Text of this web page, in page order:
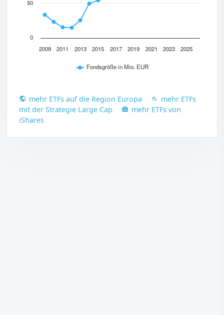
Fondsgröße in Mio. EUR
2009 2011 2013 2015 2017 2019 2021 2023 2025
0
50
mehr ETFs auf die Region Europa
mehr ETFs
mit der Strategie Large Cap
mehr ETFs von
iShares